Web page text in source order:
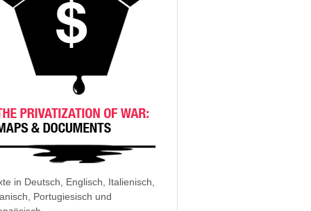
in Deutsch, Englisch, Italienisch,
Portugiesisch und